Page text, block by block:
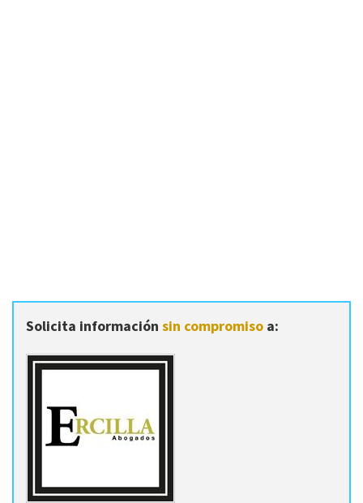
Solicita información sin compromiso a: